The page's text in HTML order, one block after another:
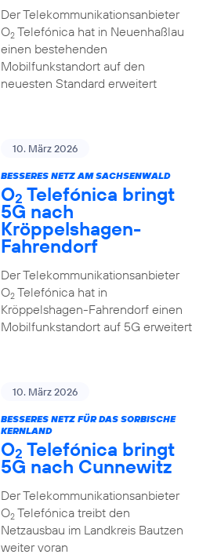
Der Telekommunikationsanbieter
O2Telefónica hat in Neuenhaßlau
einen bestehenden
Mobilfunkstandort auf den
neuesten Standard erweitert
10. März 2026
BESSERES NETZ AM SACHSENWALD
O2 Telefónica bringt
5G nach
Kröppelshagen-
Fahrendorf
Der Telekommunikationsanbieter
O2Telefónica hat in
Kröppelshagen-Fahrendorf einen
Mobilfunkstandort auf 5G erweitert
10. März 2026
BESSERES NETZ FÜR DAS SORBISCHE
KERNLAND
O2 Telefónica bringt
5G nach Cunnewitz
Der Telekommunikationsanbieter
O2Telefónica treibt den
Netzausbau im Landkreis Bautzen
weiter voran